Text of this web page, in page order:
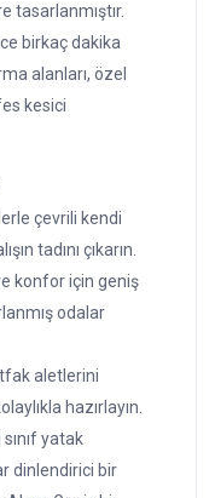
tasarlanmıştır.
birkaç dakika
alanları, özel
kesici
çevrili kendi
tadını çıkarın.
konfor için geniş
odalar
aletlerini
hazırlayın.
yatak
dinlendirici bir